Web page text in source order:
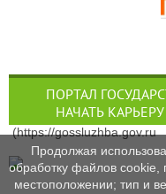
ПОРТАЛ
НАЧАТЬ
(https://gossluzhba.gov.ru
Продолжая
обработку файлов cookie,
местоположении; тип и